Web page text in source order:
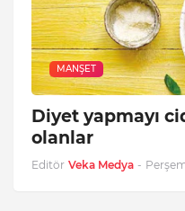
MANŞET
Diyet yapmayı
olanlar
Editör Veka Medya -